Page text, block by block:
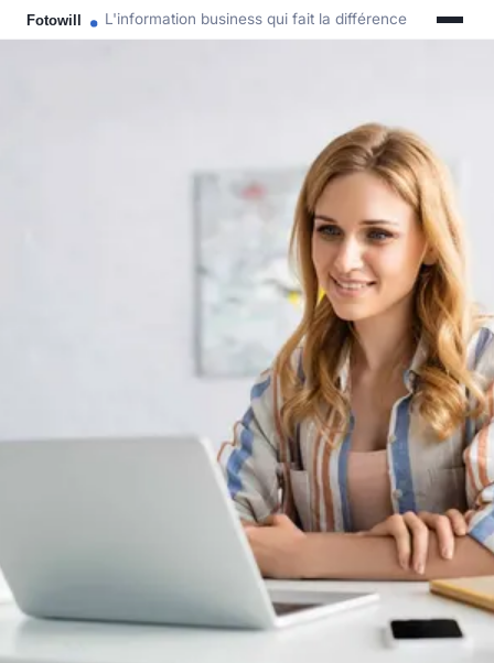
L'information business qui fait la différence